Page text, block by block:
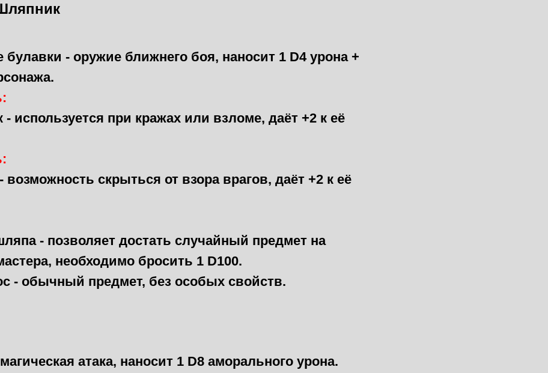
булавки - оружие ближнего боя, наносит 1 D4 урона +
- используется при кражах или взломе, даёт +2 к её
возможность скрыться от взора врагов, даёт +2 к её
- позволяет достать случайный предмет на
необходимо бросить 1 D100.
- обычный предмет, без особых свойств.
магическая атака, наносит 1 D8 аморального урона.